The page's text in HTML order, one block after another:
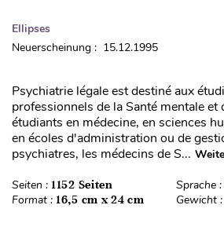
Ellipses
Neuerscheinung : 15.12.1995
Psychiatrie légale est destiné aux
professionnels de la Santé mentale et
étudiants en médecine, en sciences
en écoles d'administration ou de
psychiatres, les médecins de S...
Seiten : 1152 Seiten Sprache :
Format : 16,5 cm x 24 cm Gewicht :